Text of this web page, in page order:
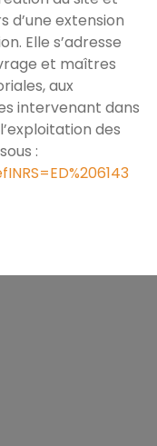
d’une extension
Elle s’adresse
et maîtres
aux
intervenant dans
des
: